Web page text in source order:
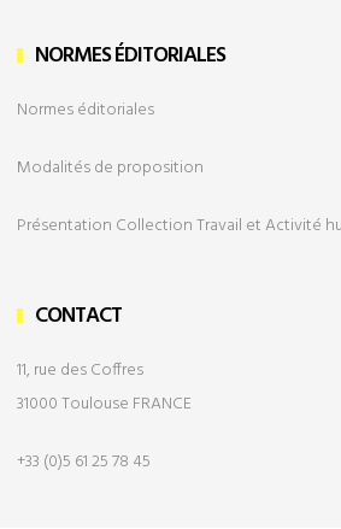
NORMES ÉDITORIALES
Normes éditoriales
Modalités de proposition
Présentation Collection Travail et Activité
CONTACT
11, rue des Coffres
31000 Toulouse FRANCE
+33 (0)5 61 25 78 45